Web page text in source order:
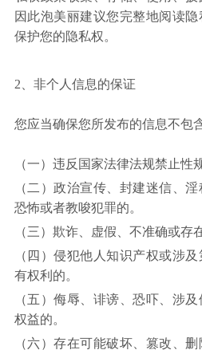
因此泡美丽建议您完整地阅读
保护您的隐私权。
2、非个人信息的保证
您应当确保您所发布的信息不包
（一）违反国家法律法规禁止性
（二）政治宣传、封建迷信、
恐怖或者教唆犯罪的。
（三）欺诈、虚假、不准确或存
（四）侵犯他人知识产权或涉
有权利的。
（五）侮辱、诽谤、恐吓、涉
权益的。
（六）存在可能破坏、篡改、